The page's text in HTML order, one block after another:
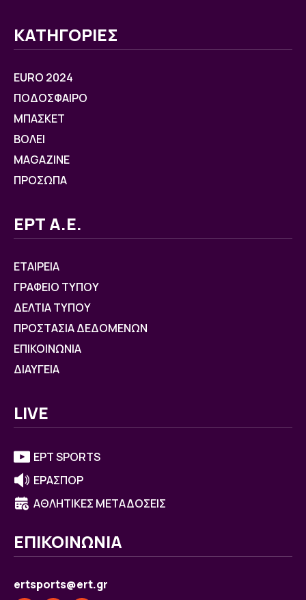
ΚΑΤΗΓΟΡΙΕΣ
EURO 2024
ΠΟΔΟΣΦΑΙΡΟ
ΜΠΑΣΚΕΤ
ΒOΛΕΙ
MAGAZINE
ΠΡΟΣΩΠΑ
ΕΡΤ Α.Ε.
ΕΤΑΙΡΕΙΑ
ΓΡΑΦΕΙΟ ΤΥΠΟΥ
ΔΕΛΤΙΑ ΤΥΠΟΥ
ΠΡΟΣΤΑΣΙΑ ΔΕΔΟΜΕΝΩΝ
ΕΠΙΚΟΙΝΩΝΙΑ
ΔΙΑΥΓΕΙΑ
LIVE
ΕΡΤ SPORTS
ΕΡΑΣΠΟΡ
ΑΘΛΗΤΙΚΕΣ ΜΕΤΑΔΟΣΕΙΣ
ΕΠΙΚΟΙΝΩΝΙΑ
ertsports@ert.gr